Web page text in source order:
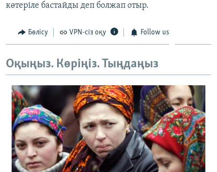
көтеріле бастайды деп болжап отыр.
Бөлісу VPN-сіз оқу Follow us
Оқыңыз. Көріңіз. Тыңдаңыз